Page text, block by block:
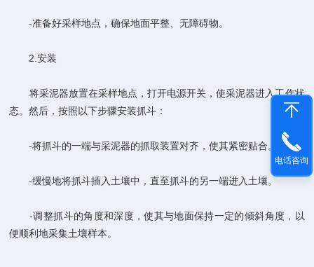
-准备好采样地点，确保地面平整、无障碍物。
2.安装
将采泥器放置在采样地点，打开电源开关，使采泥器进入工作状
态。然后，按照以下步骤安装抓斗：
-将抓斗的一端与采泥器的抓取装置对齐，使其紧密贴合。
-缓慢地将抓斗插入土壤中，直至抓斗的另一端进入土壤。
-调整抓斗的角度和深度，使其与地面保持一定的倾斜角度，以
便顺利地采集土壤样本。
电话咨询